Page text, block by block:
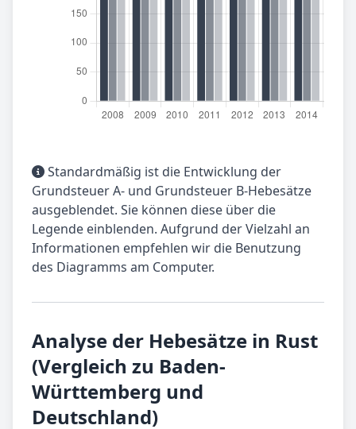
Standardmäßig ist die Entwicklung der
Grundsteuer A- und Grundsteuer B-Hebesätze
ausgeblendet. Sie können diese über die
Legende einblenden. Aufgrund der Vielzahl an
Informationen empfehlen wir die Benutzung
des Diagramms am Computer.
Analyse der Hebesätze in Rust
(Vergleich zu Baden-
Württemberg und
Deutschland)